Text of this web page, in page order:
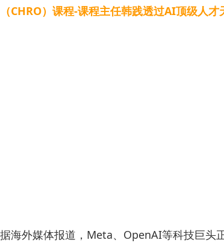
（CHRO）课程-课程主任韩践透过AI顶级人
据海外媒体报道，Meta、OpenAI等科技巨头